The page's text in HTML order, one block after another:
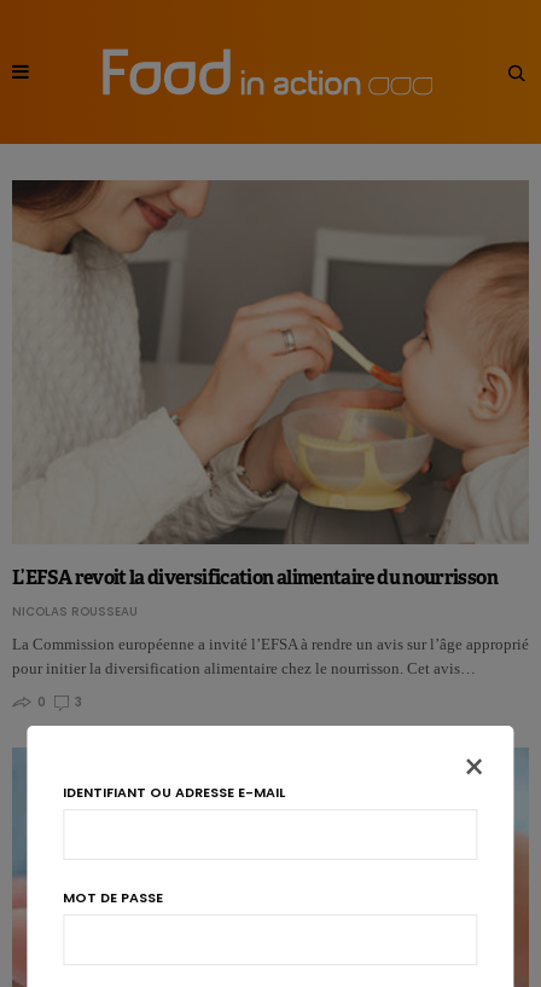
L’EFSA revoit la diversification alimentaire du nourrisson
NICOLAS ROUSSEAU
La Commission européenne a invité l’EFSA à rendre un avis sur l’âge approprié
pour initier la diversification alimentaire chez le nourrisson. Cet avis…
0
3
×
IDENTIFIANT OU ADRESSE E-MAIL
MOT DE PASSE